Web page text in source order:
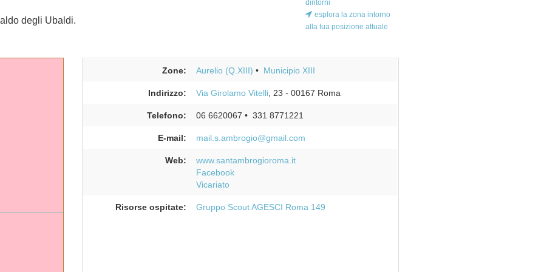
degli Ubaldi.
dintorni
esplora la zona intorno
alla tua posizione attuale
Zone: Aurelio (Q.XIII) Municipio XIII
Indirizzo: Via Girolamo Vitelli, 23 - 00167 Roma
Telefono: 06 6620067 331 8771221
E-mail: mail.s.ambrogio@gmail.com
Web:
www.santambrogioroma.it
Facebook
Vicariato
Risorse ospitate: Gruppo Scout AGESCI Roma 149